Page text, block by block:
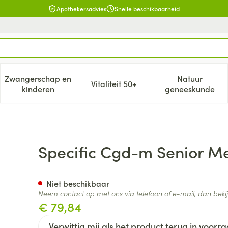
Apothekersadvies Snelle beschikbaarheid
verzorging en hygiëne categorie
voor Dieet, voeding en vitamines categorie
Zwangerschap en
kinderenToon submenu voor Zwangerschap en kinderen
Vitaliteit 50+Toon submenu voor Vitaliteit
Natuur
geneeskunde
Toon
Breed 12kg
Specific Cgd-m Senior
€ 79,84
Niet beschikbaar
Neem contact op met ons via telefoon of e-mail, dan